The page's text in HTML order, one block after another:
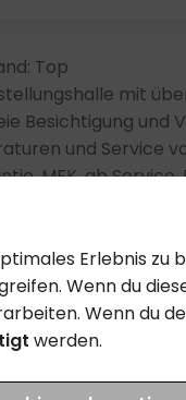
Erlebnis
Wenn du
Wenn du
werden.
Top
mit
Besichtigung
und Service
MFK, ab
möglich.
SO